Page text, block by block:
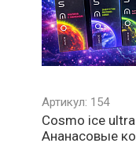
Артикул: 154
Cosmo ice
Ананасовые